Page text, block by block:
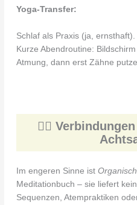
Yoga-Transfer:
Schlaf als Praxis (ja, ernsthaft).
Kurze Abendroutine:
Atmung, dann erst Zähne
🧘‍♀️
Im engeren Sinne istOrganisch
Meditationbuch – sie liefert
Sequenzen, Atempraktiken